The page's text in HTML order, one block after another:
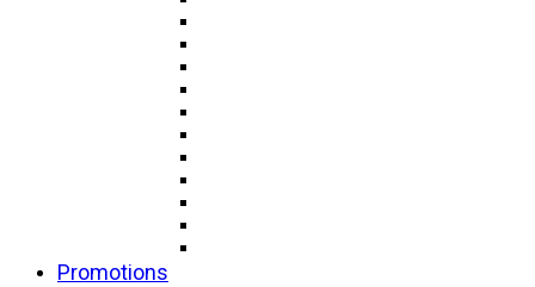
Promotions